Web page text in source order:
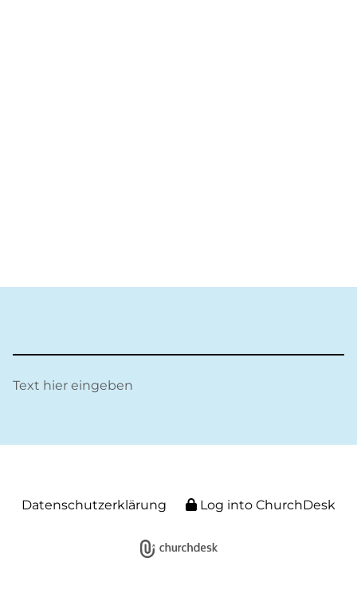
Text hier eingeben
Datenschutzerklärung Log into ChurchDesk